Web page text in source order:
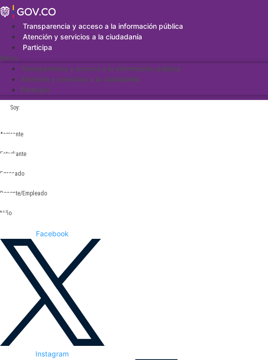
Saltar
al
contenidoTransparencia y acceso a la información pública
Atención y servicios a la ciudadanía
Participa
Menu
Transparencia y acceso a la información pública
Atención y servicios a la ciudadanía
Participa
Soy:
Aspirante
Estudiante
Egresado
Docente/Empleado
Niño
Facebook
Instagram